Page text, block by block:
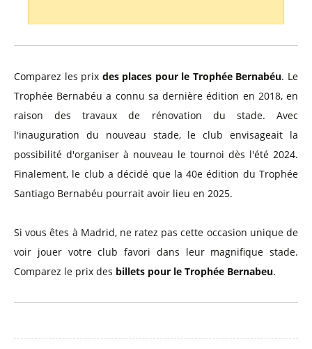
Comparez les prix des places pour le Trophée Bernabéu. Le
Trophée Bernabéu a connu sa dernière édition en 2018, en
raison des travaux de rénovation du stade. Avec
l'inauguration du nouveau stade, le club envisageait la
possibilité d'organiser à nouveau le tournoi dès l'été 2024.
Finalement, le club a décidé que la 40e édition du Trophée
Santiago Bernabéu pourrait avoir lieu en 2025.
Si vous êtes à Madrid, ne ratez pas cette occasion unique de
voir jouer votre club favori dans leur magnifique stade.
Comparez le prix des billets pour le Trophée Bernabeu.